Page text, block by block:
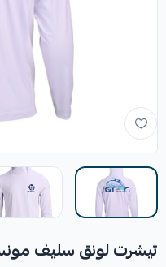
تيشرت لونق سليف